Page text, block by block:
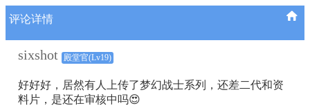
评论详情
sixshot 殿堂官(Lv19)
好好好，居然有人上传了梦幻战士系列，还差二代和资
料片，是还在审核中吗😍